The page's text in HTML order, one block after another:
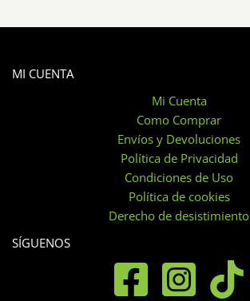
MI CUENTA
Mi Cuenta
Como Comprar
Envíos y Devoluciones
Política de Privacidad
Condiciones de Uso
Política de cookies
Derecho de desistimiento
SÍGUENOS